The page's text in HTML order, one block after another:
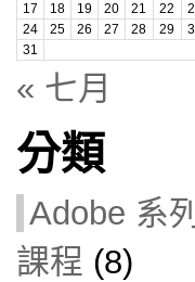
17
18 19 20 21 22
24
25 26 27 28 29
31
« 七月
分類
Adobe 系列
課程 (8)